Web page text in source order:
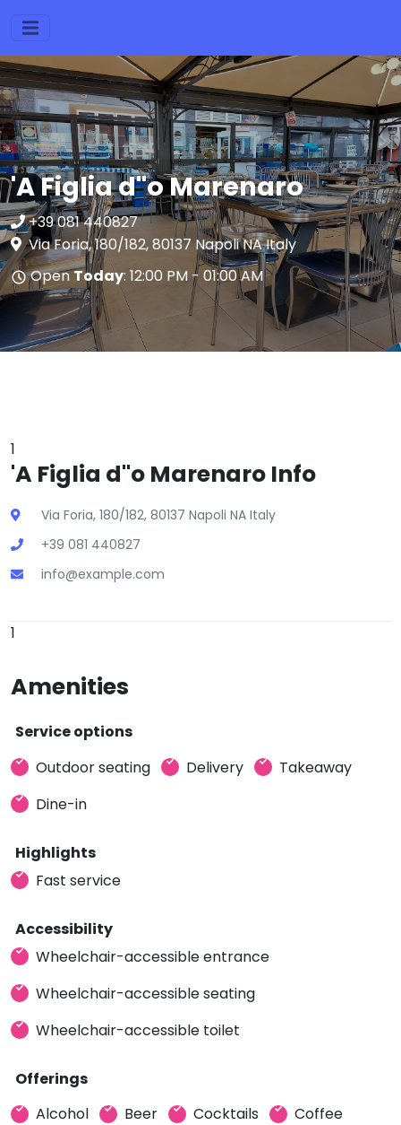
'A Figlia d''o Marenaro
+39 081 440827
Via Foria, 180/182, 80137 Napoli NA Italy
OpenToday: 12:00 PM - 01:00 AM
1
'A Figlia d''o Marenaro Info
Via Foria, 180/182, 80137 Napoli NA Italy
+39 081 440827
info@example.com
1
Amenities
Service options
Outdoor seating
Delivery
Takeaway
Dine-in
Highlights
Fast service
Accessibility
Wheelchair-accessible entrance
Wheelchair-accessible seating
Wheelchair-accessible toilet
Offerings
Alcohol
Beer Cocktails Coffee